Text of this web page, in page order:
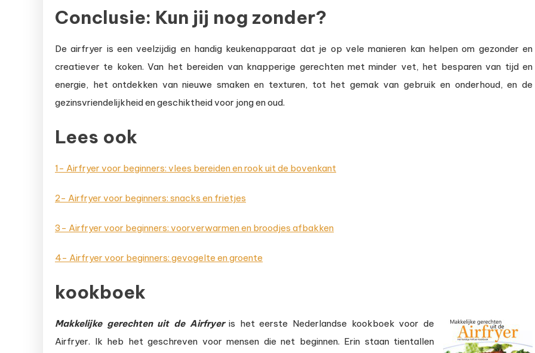
Conclusie: Kun jij nog zonder?
De airfryer is een veelzijdig en handig keukenapparaat dat je op vele manieren kan helpen om gezonder en
creatiever te koken. Van het bereiden van knapperige gerechten met minder vet, het besparen van tijd en
energie, het ontdekken van nieuwe smaken en texturen, tot het gemak van gebruik en onderhoud, en de
gezinsvriendelijkheid en geschiktheid voor jong en oud.
Lees ook
1- Airfryer voor beginners: vlees bereiden en rook uit de bovenkant
2- Airfryer voor beginners: snacks en frietjes
3- Airfryer voor beginners: voorverwarmen en broodjes afbakken
4- Airfryer voor beginners: gevogelte en groente
kookboek
Makkelijkegerechten uit de Airfryeris het eerste Nederlandse kookboek voor de
Airfryer. Ik heb het geschreven voor mensen die net beginnen. Erin staan tientallen